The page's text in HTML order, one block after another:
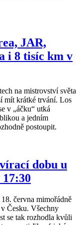
JAR,
i 8 tisíc km v
na mistrovství světa
mít krátké trvání. Los
v „áčku“ utká
a jedním
postoupit.
dobu u
června mimořádně
Česku. Všechny
se tak rozhodla kvůli